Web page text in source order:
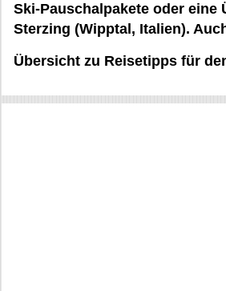
Ski-Pauschalpakete oder
Sterzing (Wipptal, Italien).
Übersicht zu Reisetipps für